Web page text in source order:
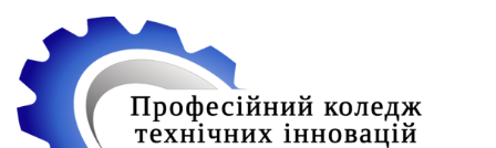
вмісту
(натисніть
Enter)